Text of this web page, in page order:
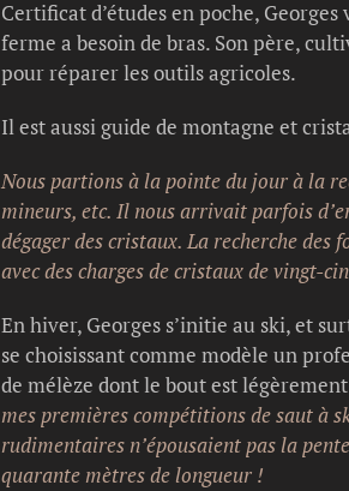
Certificat d’études en poche,
ferme a besoin de bras. Son père,
pour réparer les outils agricoles.
Il est aussi guide de montagne et
Nous partions à la pointe du jour à la
mineurs, etc. Il nous arrivait parfois
dégager des cristaux. La recherche
avec des charges de cristaux de vingt-
En hiver, Georges s’initie au ski, et
se choisissant comme modèle un
de mélèze dont le bout est
mes premières compétitions de saut à
rudimentaires n’épousaient pas la
quarante mètres de longueur !